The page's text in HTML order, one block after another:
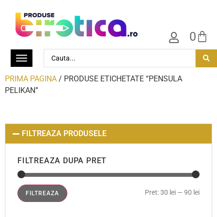
0
PRIMA PAGINA / PRODUSE ETICHETATE “PENSULA
PELIKAN”
FILTREAZA PRODUSELE
FILTREAZA DUPA PRET
FILTREAZA Pret:30 lei — 90 lei